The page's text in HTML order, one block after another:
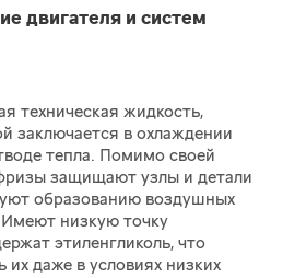
двигателя и систем
техническая жидкость,
заключается в охлаждении
тепла. Помимо своей
защищают узлы и детали
образованию воздушных
Имеют низкую точку
этиленгликоль, что
их даже в условиях низких